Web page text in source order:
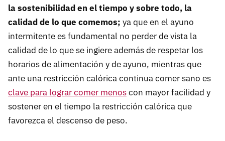
la sostenibilidad en el tiempo y sobre todo, la
calidad de lo que comemos; ya que en el ayuno
intermitente es fundamental no perder de vista la
calidad de lo que se ingiere además de respetar los
horarios de alimentación y de ayuno, mientras que
ante una restricción calórica continua comer sano es
clave para lograr comer menoscon mayor facilidad y
sostener en el tiempo la restricción calórica que
favorezca el descenso de peso.